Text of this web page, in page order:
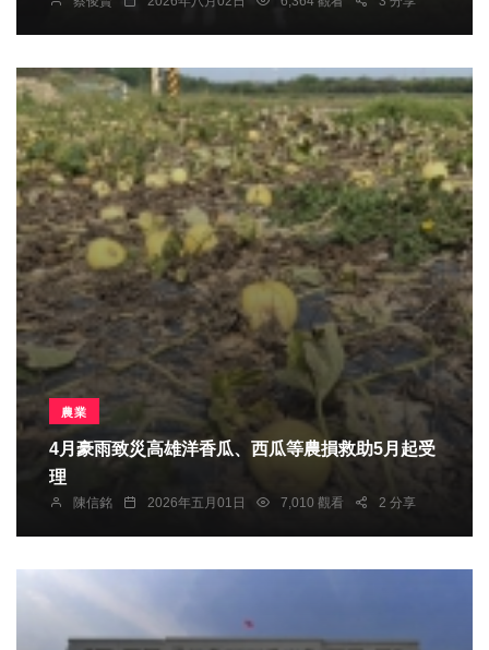
農業
4月豪雨致災高雄洋香瓜、西瓜等農損救助5月起受
理
陳信銘 2026年五月01日 7,010 觀看 2 分享